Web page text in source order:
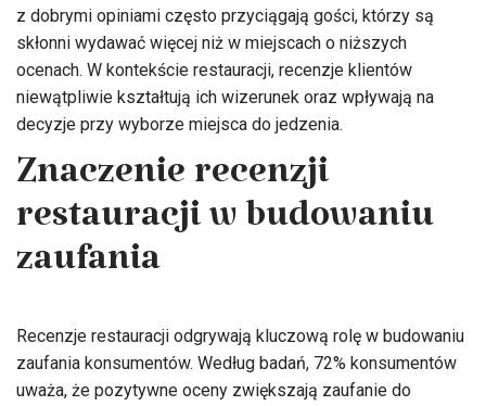
z dobrymi opiniami często przyciągają gości, którzy są
skłonni wydawać więcej niż w miejscach o niższych
ocenach. W kontekście restauracji, recenzje klientów
niewątpliwie kształtują ich wizerunek oraz wpływają na
decyzje przy wyborze miejsca do jedzenia.
Znaczenie recenzji
restauracji w budowaniu
zaufania
Recenzje restauracji odgrywają kluczową rolę w budowaniu
zaufania konsumentów. Według badań, 72% konsumentów
uważa, że pozytywne oceny zwiększają zaufanie do